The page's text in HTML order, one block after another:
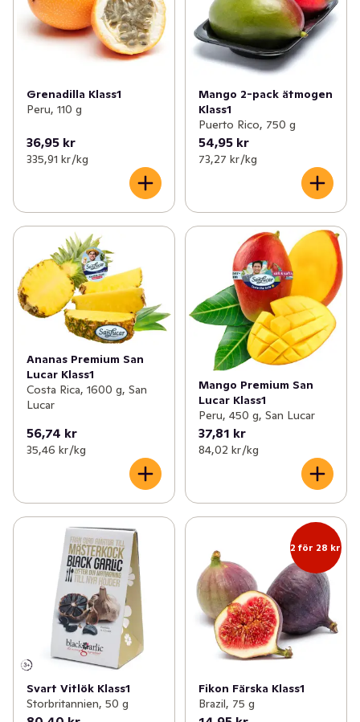
Grenadilla Klass1
Peru, 110 g
36,95 kr
335,91 kr /kg
Mango 2-pack ätmogen
Klass1
Puerto Rico, 750 g
54,95 kr
73,27 kr /kg
Ananas Premium San
Lucar Klass1
Costa Rica, 1600 g, San
Lucar
56,74 kr
35,46 kr /kg
Mango Premium San
Lucar Klass1
Peru, 450 g, San Lucar
37,81 kr
84,02 kr /kg
Svart Vitlök Klass1
Storbritannien, 50 g
2 för 28 kr
Fikon Färska Klass1
Brazil, 75 g